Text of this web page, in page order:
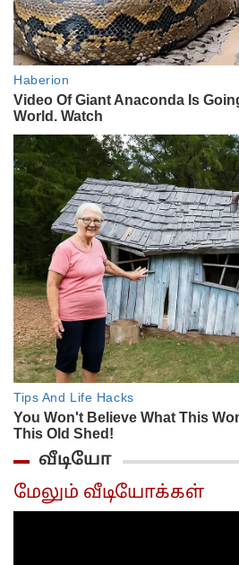
வீடியோ
மேலும் வீடியோக்கள்